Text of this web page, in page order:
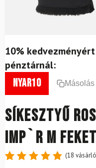
10%
pénztárnál:
nyar10
Síkesztyű
IMP`R M
(18